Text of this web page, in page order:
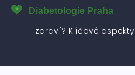
zdraví? Klíčové